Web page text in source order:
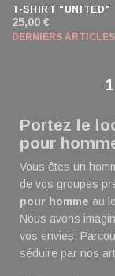
T-SHIRT "UNITED"
25,00 €
DERNIERS
1
Portez le
pour
Vous êtes un
de vos groupes
pour homme au
Nous avons
vos envies.
séduire par nos